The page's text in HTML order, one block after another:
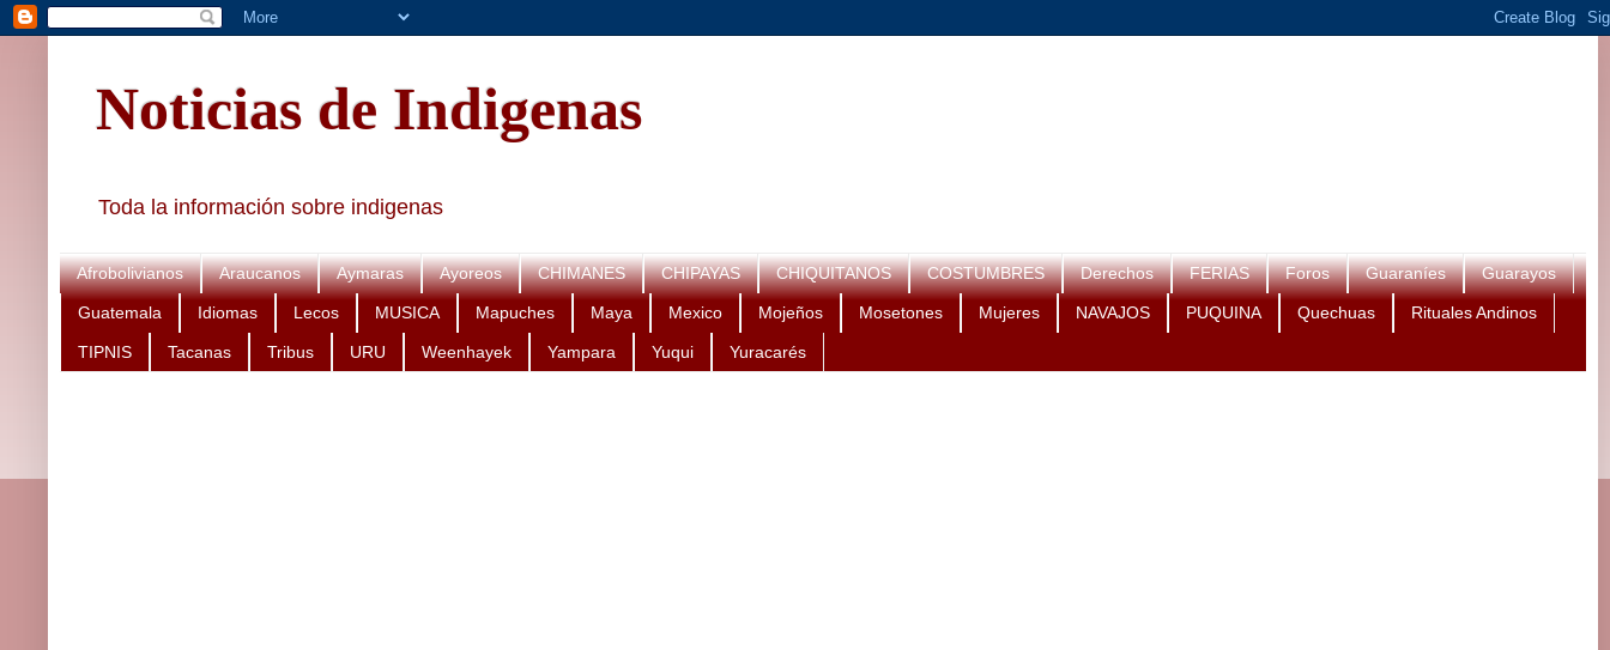
Noticias de Indigenas
Toda la información sobre indigenas
Afrobolivianos Araucanos Aymaras Ayoreos CHIMANES CHIPAYAS CHIQUITANOS COSTUMBRES Derechos FERIAS Foros Guaraníes Guarayos
Guatemala Idiomas Lecos MUSICA Mapuches Maya Mexico Mojeños Mosetones Mujeres NAVAJOS PUQUINA Quechuas Rituales Andinos
TIPNIS Tacanas Tribus URU Weenhayek Yampara Yuqui Yuracarés